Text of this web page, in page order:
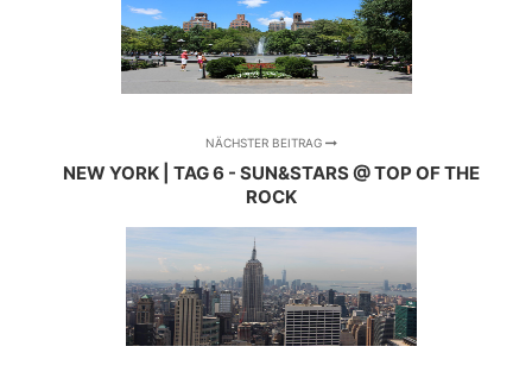
NÄCHSTER BEITRAG
NEW YORK | TAG 6 - SUN&STARS @ TOP OF THE
ROCK